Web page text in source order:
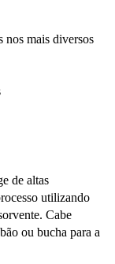
nos mais diversos
de altas
utilizando
Cabe
ou bucha para a